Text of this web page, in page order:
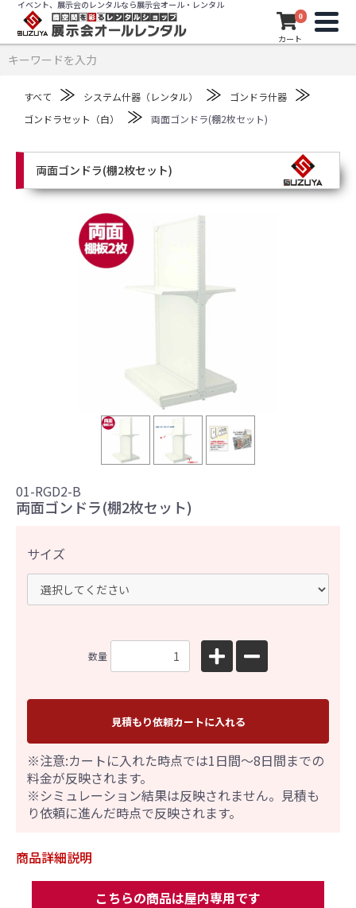
イベント、展示会のレンタルなら展示会オール・レンタル
0
カート
すべて ≫ システム什器（レンタル） ≫ ゴンドラ什器 ≫
ゴンドラセット（白） ≫ 両面ゴンドラ(棚2枚セット)
両面ゴンドラ(棚2枚セット)
01-RGD2-B
両面ゴンドラ(棚2枚セット)
サイズ
数量
見積もり依頼カートに入れる
※注意:カートに入れた時点では1日間～8日間までの
料金が反映されます。
※シミュレーション結果は反映されません。見積も
り依頼に進んだ時点で反映されます。
商品詳細説明
こちらの商品は屋内専用です